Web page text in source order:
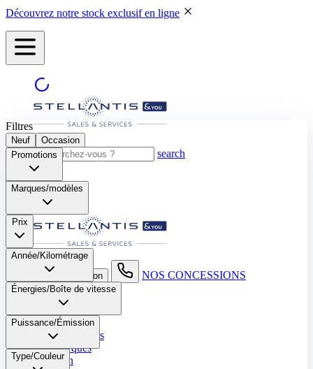
Découvrez notre stock exclusif en ligne
search
search button - icon NOS CONCESSIONS
Neuf
Occasion
Nos promotions
Nos marques
Entretien
Filtres
Neuf
Occasion
Promotions
Marques/modèles
Prix
Année/Kilométrage
Énergies/Boîte de vitesse​
Puissance/Émission
Type/Couleur